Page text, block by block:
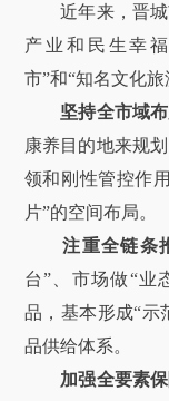
近年来，晋城
产业和民生幸
市”和“知名文化旅
坚持全市域布
康养目的地来规
领和刚性管控作
片”的空间布局。
注重全链条
台”、市场做“业
品，基本形成“示
品供给体系。
加强全要素